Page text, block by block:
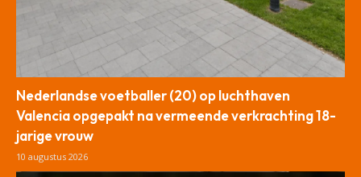
Nederlandse voetballer (20) op luchthaven
Valencia opgepakt na vermeende verkrachting 18-
jarige vrouw
10 augustus 2026